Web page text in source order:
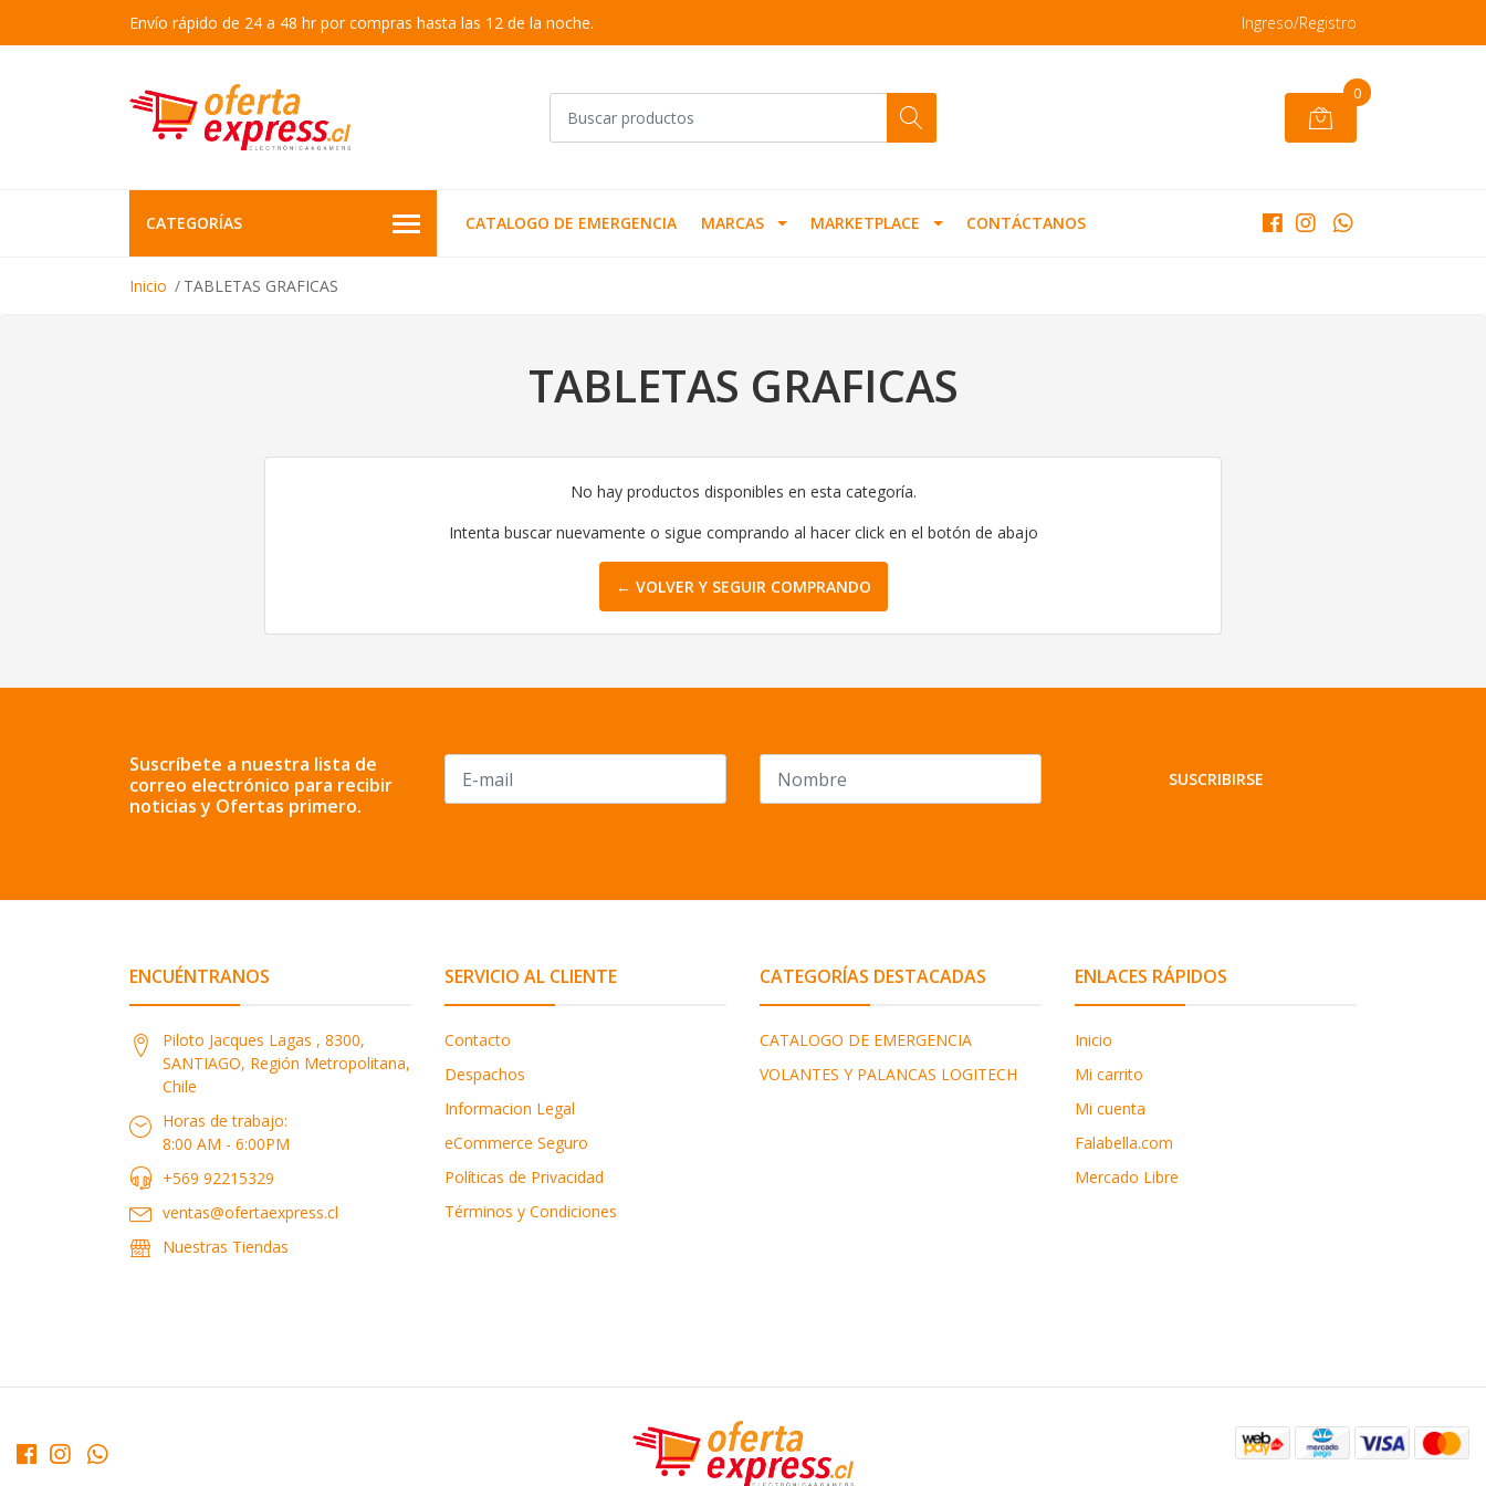
Envío rápido de 24 a 48 hr por compras hasta las 12 de la noche. Ingreso/Registro
0
CATEGORÍAS CATALOGO DE EMERGENCIA MARCAS MARKETPLACE CONTÁCTANOS
Inicio TABLETAS GRAFICAS
TABLETAS GRAFICAS
No hay productos disponibles en esta categoría.
Intenta buscar nuevamente o sigue comprando al hacer click en el botón de abajo
← VOLVER Y SEGUIR COMPRANDO
Suscríbete a nuestra lista de
correo electrónico para recibir
noticias y Ofertas primero.
SUSCRIBIRSE
ENCUÉNTRANOS
Piloto Jacques Lagas , 8300,
SANTIAGO, Región Metropolitana,
Chile
Horas de trabajo:
8:00 AM - 6:00PM
+569 92215329
ventas@ofertaexpress.cl
Nuestras Tiendas
SERVICIO AL CLIENTE
Contacto
Despachos
Informacion Legal
eCommerce Seguro
Políticas de Privacidad
Términos y Condiciones
CATEGORÍAS DESTACADAS
CATALOGO DE EMERGENCIA
VOLANTES Y PALANCAS LOGITECH
ENLACES RÁPIDOS
Inicio
Mi carrito
Mi cuenta
Falabella.com
Mercado Libre